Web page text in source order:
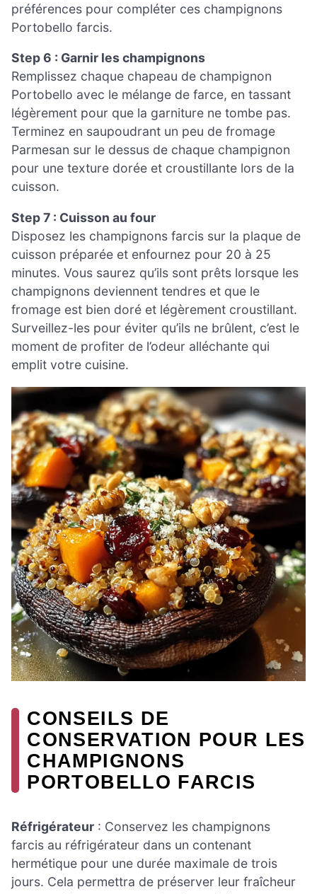
préférences pour compléter ces champignons
Portobello farcis.
Step 6 : Garnir les champignons
Remplissez chaque chapeau de champignon
Portobello avec le mélange de farce, en tassant
légèrement pour que la garniture ne tombe pas.
Terminez en saupoudrant un peu de fromage
Parmesan sur le dessus de chaque champignon
pour une texture dorée et croustillante lors de la
cuisson.
Step 7 : Cuisson au four
Disposez les champignons farcis sur la plaque de
cuisson préparée et enfournez pour 20 à 25
minutes. Vous saurez qu’ils sont prêts lorsque les
champignons deviennent tendres et que le
fromage est bien doré et légèrement croustillant.
Surveillez-les pour éviter qu’ils ne brûlent, c’est le
moment de profiter de l’odeur alléchante qui
emplit votre cuisine.
CONSEILS DE
CONSERVATION POUR LES
CHAMPIGNONS
PORTOBELLO FARCIS
Réfrigérateur : Conservez les champignons
farcis au réfrigérateur dans un contenant
hermétique pour une durée maximale de trois
jours. Cela permettra de préserver leur fraîcheur